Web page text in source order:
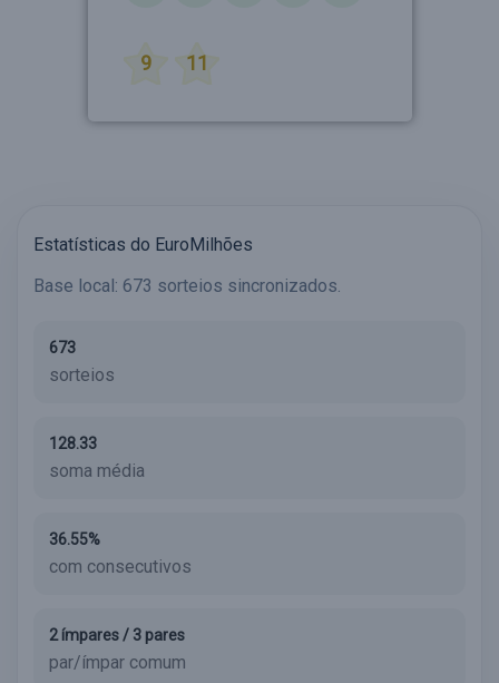
9 11
Estatísticas do EuroMilhões
Base local: 673 sorteios sincronizados.
673
sorteios
128.33
soma média
36.55%
com consecutivos
2 ímpares / 3 pares
par/ímpar comum